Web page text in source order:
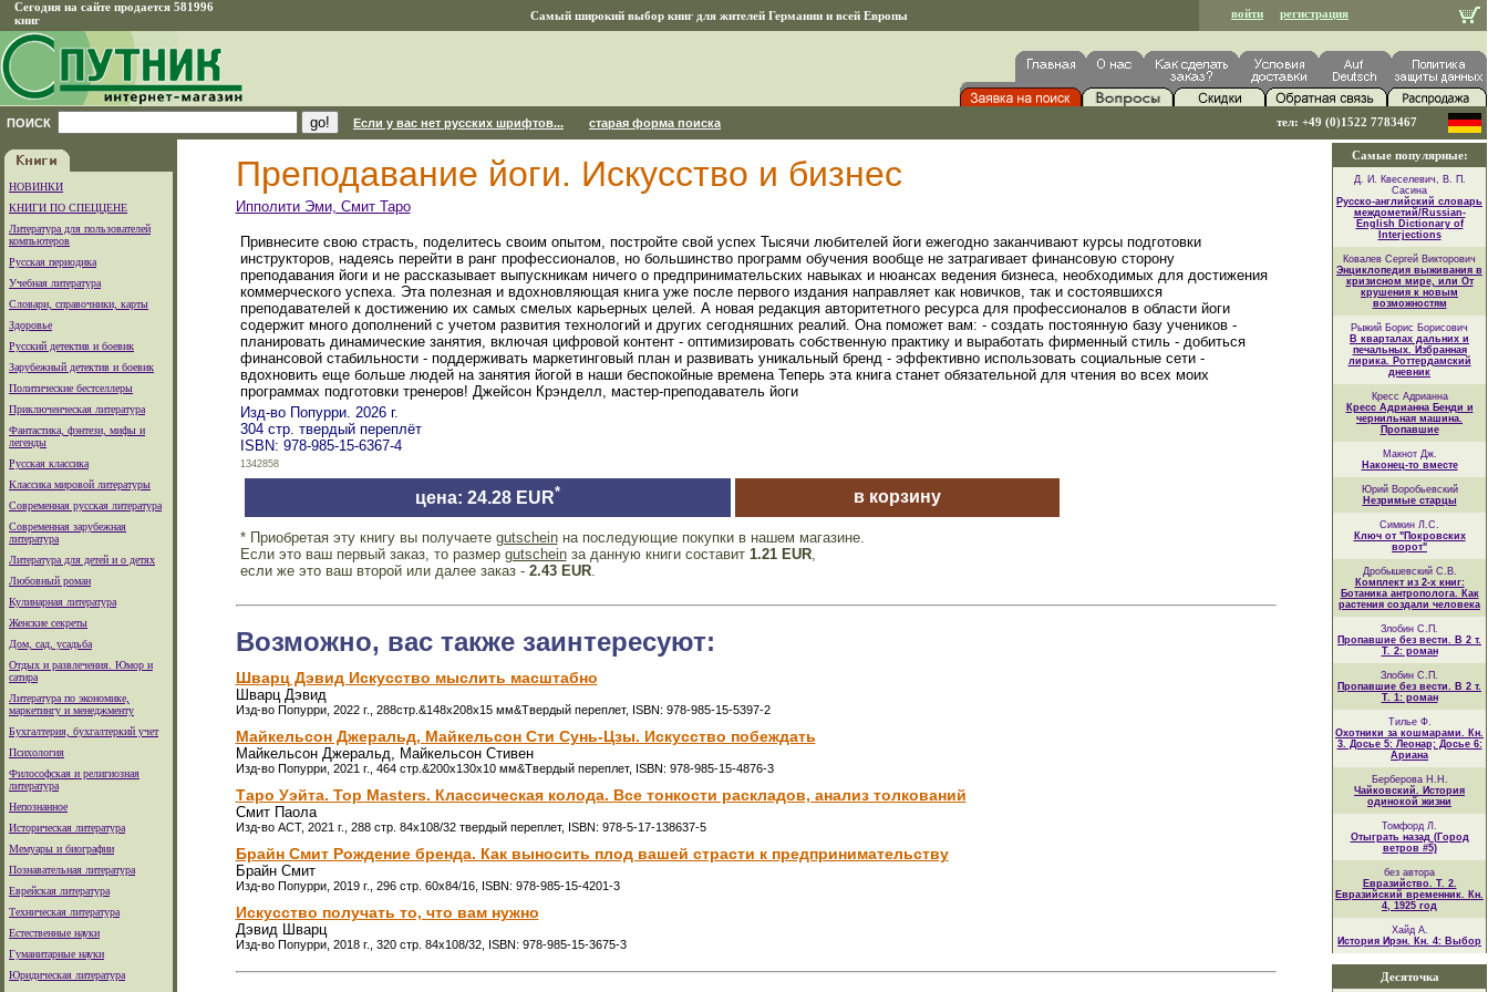
Сегодня на сайте продается 581996
книг
Самый широкий выбор книг для жителей Германии и всей Европы войти регистрация
ПОИСК Если у вас нет русских шрифтов... старая форма поиска тел: +49 (0)1522 7783467
НОВИНКИ
КНИГИ ПО СПЕЦЦЕНЕ
Литература для пользователей
компьютеров
Русская периодика
Учебная литература
Словари, справочники, карты
Здоровье
Русский детектив и боевик
Зарубежный детектив и боевик
Политические бестселлеры
Приключенческая литература
Фантастика, фэнтези, мифы и
легенды
Русская классика
Классика мировой литературы
Современная русская литература
Современная зарубежная
литература
Литература для детей и о детях
Любовный роман
Кулинарная литература
Женские секреты
Дом, сад, усадьба
Отдых и развлечения. Юмор и
сатира
Литература по экономике,
маркетингу и менеджменту
Бухгалтерия, бухгалтеркий учет
Психология
Философская и религиозная
литература
Непознанное
Историческая литература
Мемуары и биографии
Познавательная литература
Еврейская литература
Техническая литература
Естественные науки
Гуманитарные науки
Юридическая литература
Преподавание йоги. Искусство и бизнес
Ипполити Эми, Смит Таро
Привнесите свою страсть, поделитесь своим опытом, постройте свой успех Тысячи любителей йоги ежегодно заканчивают курсы подготовки
инструкторов, надеясь перейти в ранг профессионалов, но большинство программ обучения вообще не затрагивает финансовую сторону
преподавания йоги и не рассказывает выпускникам ничего о предпринимательских навыках и нюансах ведения бизнеса, необходимых для достижения
коммерческого успеха. Эта полезная и вдохновляющая книга уже после первого издания направляет как новичков, так и состоявшихся
преподавателей к достижению их самых смелых карьерных целей. А новая редакция авторитетного ресурса для профессионалов в области йоги
содержит много дополнений с учетом развития технологий и других сегодняшних реалий. Она поможет вам: - создать постоянную базу учеников -
планировать динамические занятия, включая цифровой контент - оптимизировать собственную практику и выработать фирменный стиль - добиться
финансовой стабильности - поддерживать маркетинговый план и развивать уникальный бренд - эффективно использовать социальные сети -
вдохновить еще больше людей на занятия йогой в наши беспокойные времена Теперь эта книга станет обязательной для чтения во всех моих
программах подготовки тренеров! Джейсон Крэнделл, мастер-преподаватель йоги
Изд-во Попурри. 2026 г.
304 стр. твердый переплёт
ISBN: 978-985-15-6367-4
1342858
цена: 24.28 EUR* в корзину
* Приобретая эту книгу вы получаете gutscheinна последующие покупки в нашем магазине.
Если это ваш первый заказ, то размер gutscheinза данную книги составит 1.21 EUR,
если же это ваш второй или далее заказ - 2.43 EUR.
Возможно, вас также заинтересуют:
Шварц Дэвид Искусство мыслить масштабно
Шварц Дэвид
Изд-во Попурри, 2022 г., 288стр.&148x208x15 мм&Твердый переплет, ISBN: 978-985-15-5397-2
Майкельсон Джеральд, Майкельсон Сти Сунь-Цзы. Искусство побеждать
Майкельсон Джеральд, Майкельсон Стивен
Изд-во Попурри, 2021 г., 464 стр.&200x130x10 мм&Твердый переплет, ISBN: 978-985-15-4876-3
Таро Уэйта. Top Masters. Классическая колода. Все тонкости раскладов, анализ толкований
Смит Паола
Изд-во АСТ, 2021 г., 288 стр. 84x108/32 твердый переплет, ISBN: 978-5-17-138637-5
Брайн Смит Рождение бренда. Как выносить плод вашей страсти к предпринимательству
Брайн Смит
Изд-во Попурри, 2019 г., 296 стр. 60x84/16, ISBN: 978-985-15-4201-3
Искусство получать то, что вам нужно
Дэвид Шварц
Изд-во Попурри, 2018 г., 320 стр. 84x108/32, ISBN: 978-985-15-3675-3
Самые популярные:
Д. И. Квеселевич, В. П.
Сасина
Русско-английский словарь
междометий/Russian-
English Dictionary of
Interjections
Ковалев Сергей Викторович
Энциклопедия выживания в
кризисном мире, или От
крушения к новым
возможностям
Рыжий Борис Борисович
В кварталах дальних и
печальных. Избранная
лирика. Роттердамский
дневник
Кресс Адрианна
Кресс Адрианна Бенди и
чернильная машина.
Пропавшие
Макнот Дж.
Наконец-то вместе
Юрий Воробьевский
Незримые старцы
Симкин Л.С.
Ключ от "Покровских
ворот"
Дробышевский С.В.
Комплект из 2-х книг:
Ботаника антрополога. Как
растения создали человека
Злобин С.П.
Пропавшие без вести. В 2 т.
Т. 2: роман
Злобин С.П.
Пропавшие без вести. В 2 т.
Т. 1: роман
Тилье Ф.
Охотники за кошмарами. Кн.
3. Досье 5: Леонар; Досье 6:
Ариана
Берберова Н.Н.
Чайковский. История
одинокой жизни
Томфорд Л.
Отыграть назад (Город
ветров #5)
без автора
Евразийство. Т. 2.
Евразийский временник. Кн.
4, 1925 год
Хайд А.
История Ирэн. Кн. 4: Выбор
Десяточка